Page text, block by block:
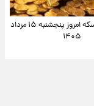
قیمت طلا و سکه امروز پنجشنبه ۱۵ مرداد
۱۴۰۵